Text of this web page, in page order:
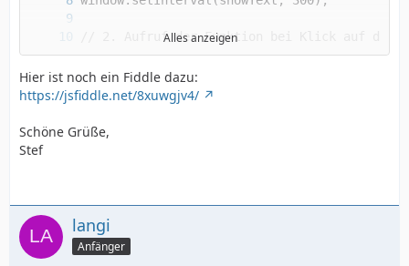
button.addEventListener("click", showText);
Alles anzeigen
Hier ist noch ein Fiddle dazu:
https://jsfiddle.net/8xuwgjv4/
Schöne Grüße,
Stef
langi
Anfänger